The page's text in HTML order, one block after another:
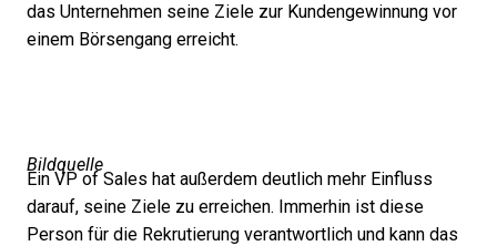
das Unternehmen seine Ziele zur Kundengewinnung vor
einem Börsengang erreicht.
Bildquelle
Ein VP of Sales hat außerdem deutlich mehr Einfluss
darauf, seine Ziele zu erreichen. Immerhin ist diese
Person für die Rekrutierung verantwortlich und kann das